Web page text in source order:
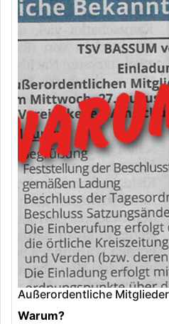
Außerordentliche
Warum?